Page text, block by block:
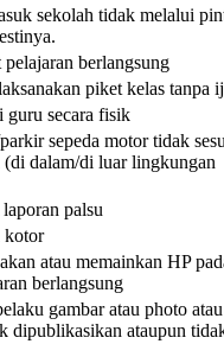
sekolah tidak melalui
pelajaran berlangsung
piket kelas tanpa
guru secara fisik
sepeda motor tidak
(di dalam/di luar lingkungan
palsu
kotor
atau memainkan HP
berlangsung
gambar atau photo
dipublikasikan ataupun